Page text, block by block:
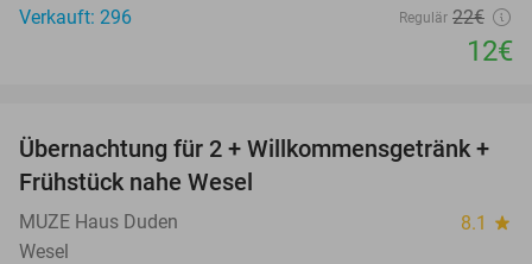
Verkauft: 296
Regulär 22€
12€
33%
Übernachtung für 2 + Willkommensgetränk +
Frühstück nahe Wesel
MUZE Haus Duden 8.1 star
Wesel